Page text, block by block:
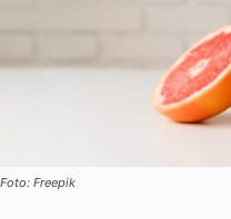
Foto: Freepik